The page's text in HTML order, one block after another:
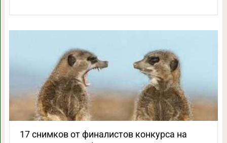
17 снимков от финалистов конкурса на